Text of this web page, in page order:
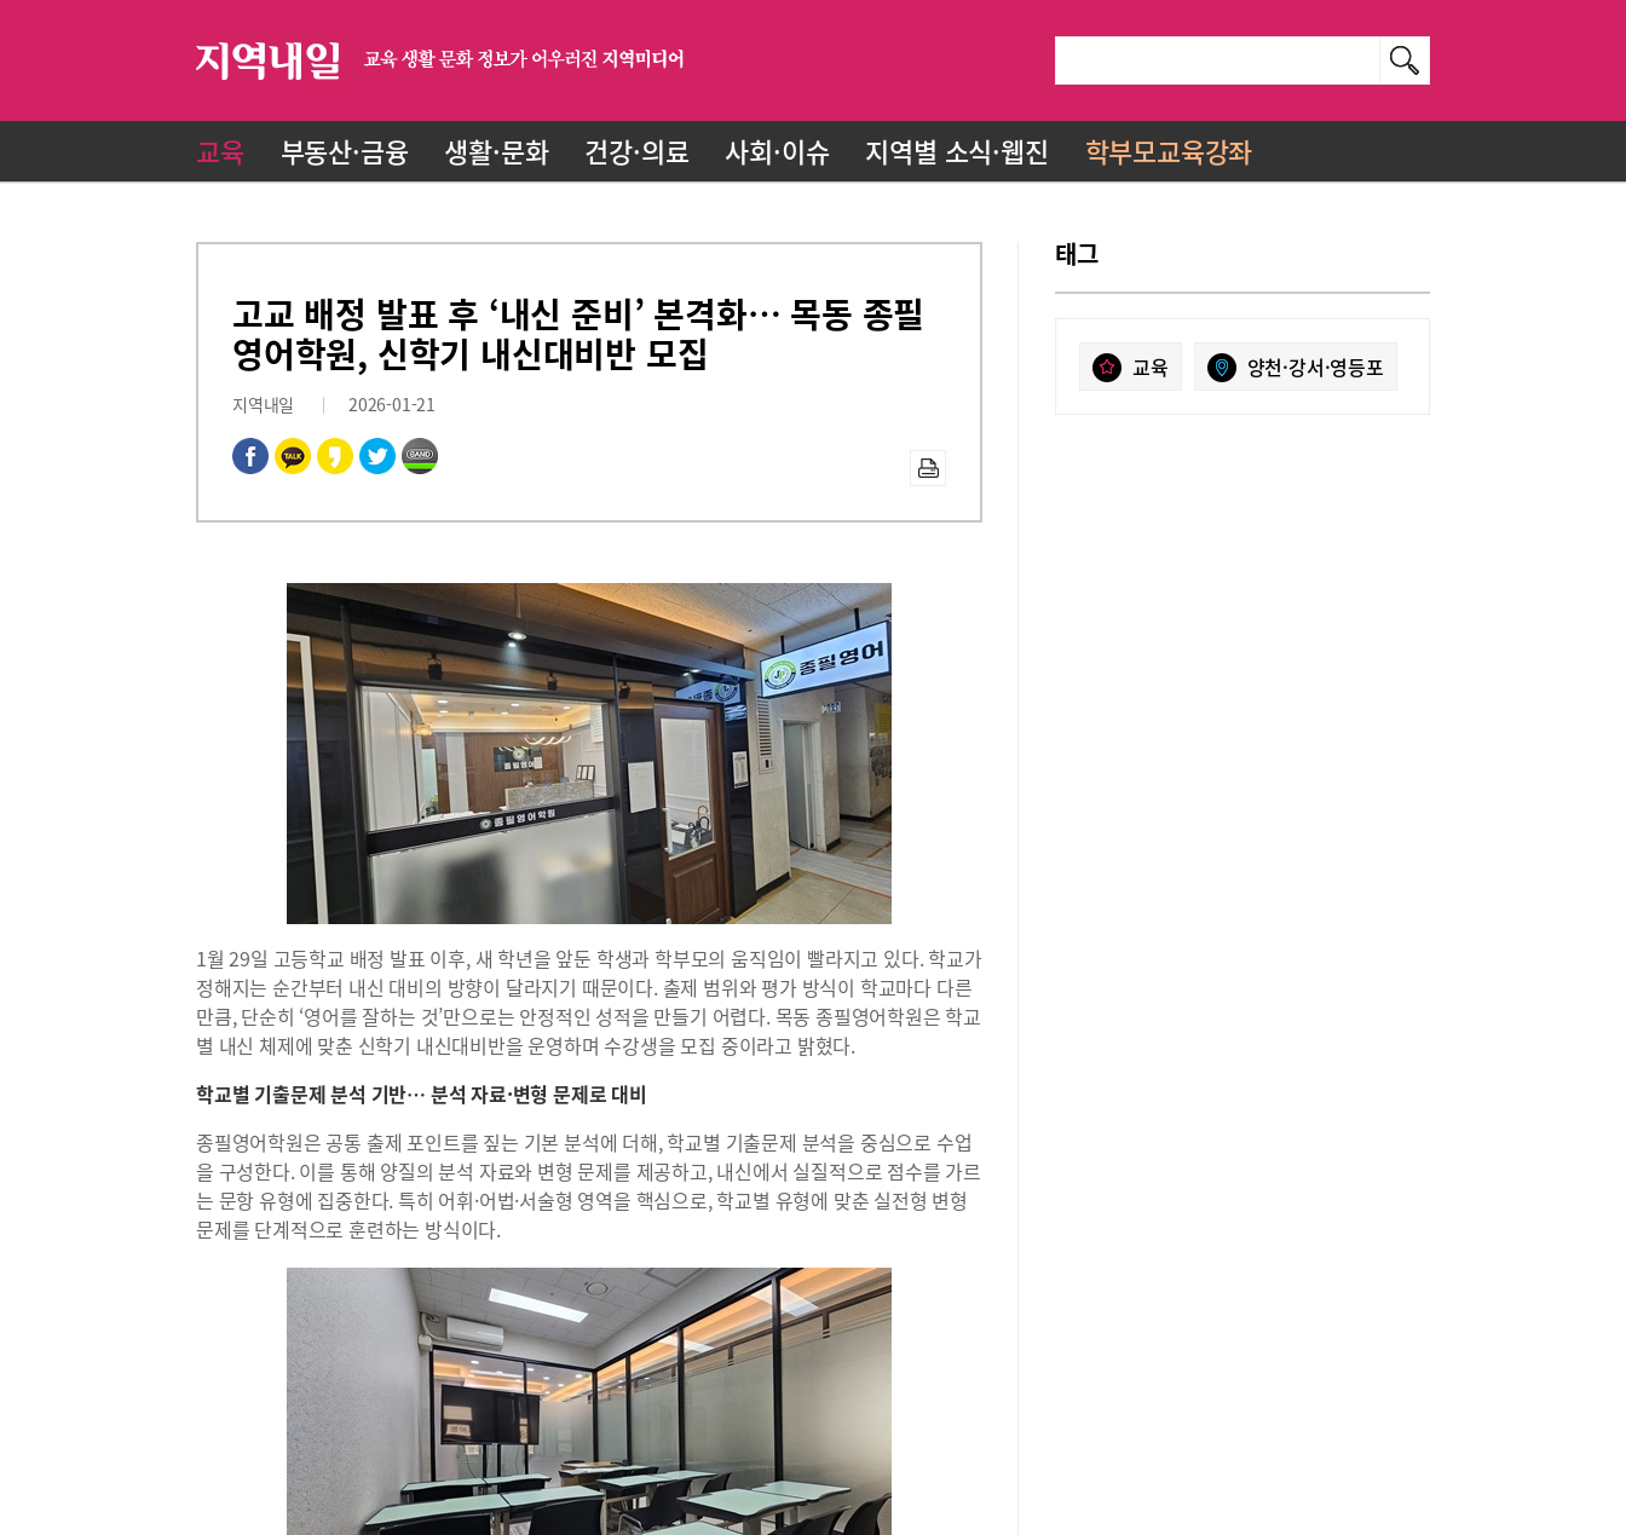
교육 부동산·금융 생활·문화 건강·의료 사회·이슈 지역별 소식·웹진 학부모교육강좌
고교 배정 발표 후 ‘내신 준비’ 본격화… 목동 종필
영어학원, 신학기 내신대비반 모집
지역내일 2026-01-21
1월 29일 고등학교 배정 발표 이후, 새 학년을 앞둔 학생과 학부모의 움직임이 빨라지고 있다. 학교가
정해지는 순간부터 내신 대비의 방향이 달라지기 때문이다. 출제 범위와 평가 방식이 학교마다 다른
만큼, 단순히 ‘영어를 잘하는 것’만으로는 안정적인 성적을 만들기 어렵다. 목동 종필영어학원은 학교
별 내신 체제에 맞춘 신학기 내신대비반을 운영하며 수강생을 모집 중이라고 밝혔다.
학교별 기출문제 분석 기반… 분석 자료·변형 문제로 대비
종필영어학원은 공통 출제 포인트를 짚는 기본 분석에 더해, 학교별 기출문제 분석을 중심으로 수업
을 구성한다. 이를 통해 양질의 분석 자료와 변형 문제를 제공하고, 내신에서 실질적으로 점수를 가르
는 문항 유형에 집중한다. 특히 어휘·어법·서술형 영역을 핵심으로, 학교별 유형에 맞춘 실전형 변형
문제를 단계적으로 훈련하는 방식이다.
태그
교육 양천·강서·영등포